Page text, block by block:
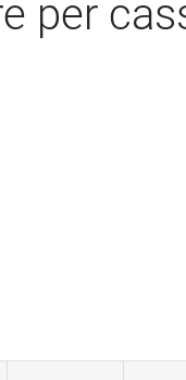
per